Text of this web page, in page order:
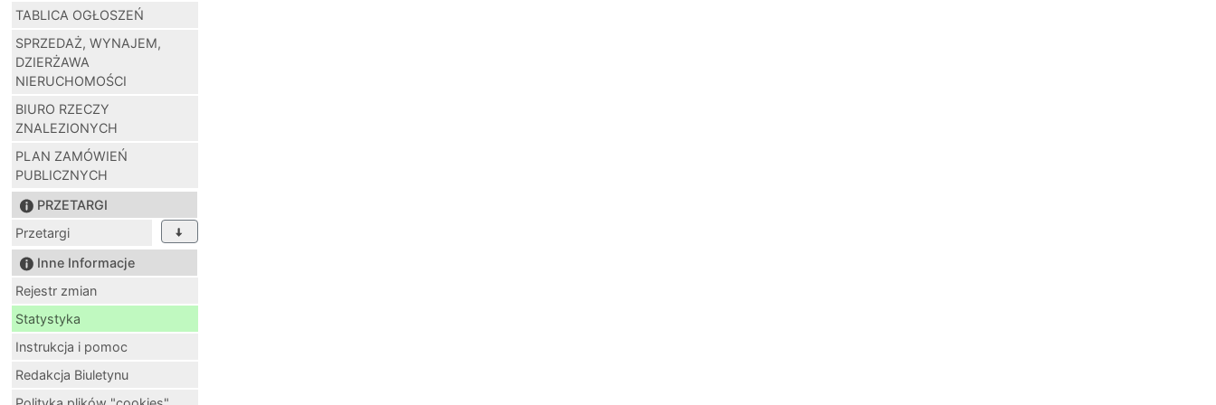
TABLICA OGŁOSZEŃ
SPRZEDAŻ, WYNAJEM,
DZIERŻAWA
NIERUCHOMOŚCI
BIURO RZECZY
ZNALEZIONYCH
PLAN ZAMÓWIEŃ
PUBLICZNYCH
PRZETARGI
Przetargi
Inne Informacje
Rejestr zmian
Statystyka
Instrukcja i pomoc
Redakcja Biuletynu